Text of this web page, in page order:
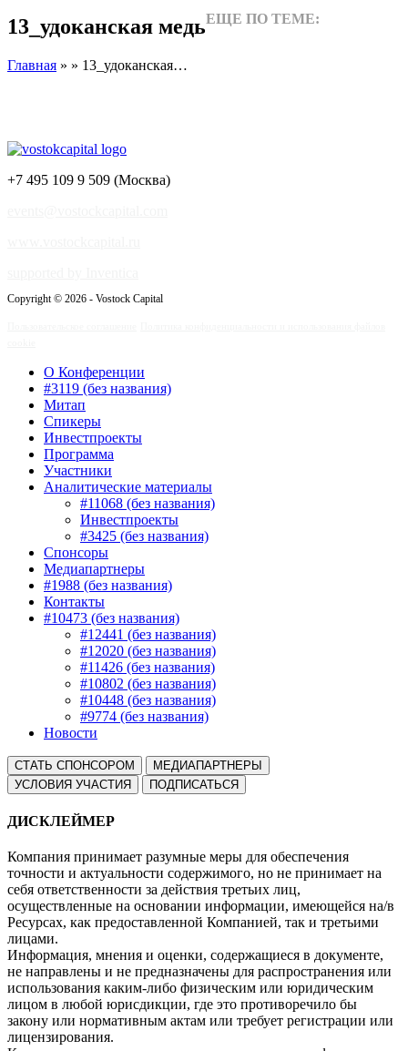
13_удоканская медь
Главная » » 13_удоканская…
ЕЩЕ ПО ТЕМЕ:
+7 495 109 9 509 (Москва)
Copyright © 2026 - Vostock Capital
О Конференции
#3119 (без названия)
Митап
Спикеры
Инвестпроекты
Программа
Участники
Аналитические материалы
#11068 (без названия)
Инвестпроекты
#3425 (без названия)
Спонсоры
Медиапартнеры
#1988 (без названия)
Контакты
#10473 (без названия)
#12441 (без названия)
#12020 (без названия)
#11426 (без названия)
#10802 (без названия)
#10448 (без названия)
#9774 (без названия)
Новости
СТАТЬ СПОНСОРОМ
МЕДИАПАРТНЕРЫ
УСЛОВИЯ УЧАСТИЯ
ПОДПИСАТЬСЯ
ДИСКЛЕЙМЕР
Компания принимает разумные меры для обеспечения
точности и актуальности содержимого, но не принимает на
себя ответственности за действия третьих лиц,
осуществленные на основании информации, имеющейся на/в
Ресурсах, как предоставленной Компанией, так и третьими
лицами.
Информация, мнения и оценки, содержащиеся в документе,
не направлены и не предназначены для распространения или
использования каким-либо физическим или юридическим
лицом в любой юрисдикции, где это противоречило бы
закону или нормативным актам или требует регистрации или
лицензирования.